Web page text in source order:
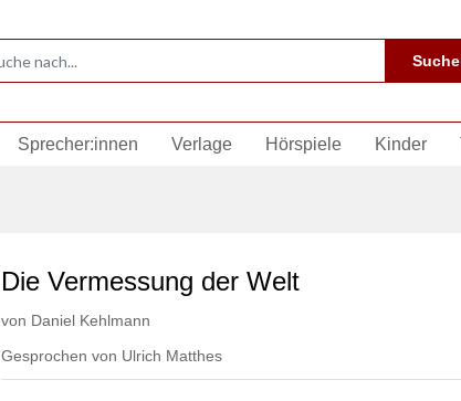
Sprecher:innen Verlage Hörspiele Kinder
Die Vermessung der Welt
von Daniel Kehlmann
Gesprochen von Ulrich Matthes